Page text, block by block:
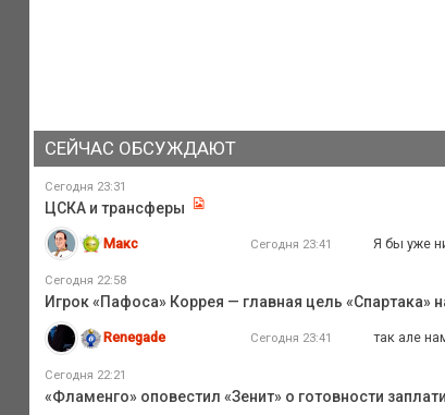
СЕЙЧАС ОБСУЖДАЮТ
Сегодня 23:31
ЦСКА и трансферы
Макс Сегодня 23:41 Я бы уже
Сегодня 22:58
Игрок «Пафоса» Коррея — главная цель «Спартака»
Renegade Сегодня 23:41 так але
Сегодня 22:21
«Фламенго» оповестил «Зенит» о готовности